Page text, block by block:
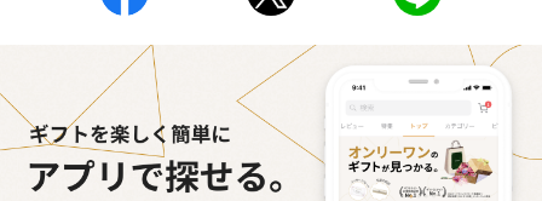
いぶりがっことチーズ
のオイル漬（981円）
ごろっとうまみ チーズ
のオイル漬（塩麹&レモ
ン）（981円）
しょっつるナ